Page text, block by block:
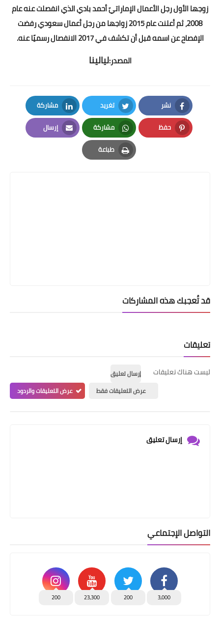
زوجها الأول رجل الأعمال الإماراتيّ أحمد بادي الذي انفصلت عنه عام
2008، ثم أعلنت عام 2015 زواجها من رجل أعمال سعودي رفضت
الإفصاح عن اسمه قبل أن تكشف في 2017 الانفصال رسميًا عنه.
المصدر:ليالينا
نشر
Facebook
تغريد
Twitter
مشاركة
LinkedIn
حفظ
Pinterest
مشاركة
Whatsapp
إرسال
Email
طباعة
Print
قد تُعجبك هذه المشاركات
تعليقات
ليست هناك تعليقات
إرسال تعليق
عرض التعليقات فقط
عرض التعليقات والردود
إرسال تعليق
التواصل الإجتماعي
3,000
200
23,300
200